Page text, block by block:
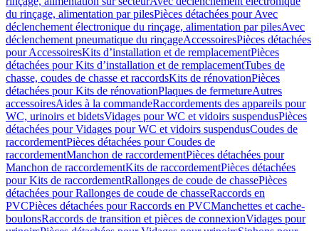
du rinçage, alimentation par pilesPièces détachées pour Avec
déclenchement électronique du rinçage, alimentation par pilesAvec
déclenchement pneumatique du rinçageAccessoiresPièces détachées
pour AccessoiresKits d’installation et de remplacementPièces
détachées pour Kits d’installation et de remplacementTubes de
chasse, coudes de chasse et raccordsKits de rénovationPièces
détachées pour Kits de rénovationPlaques de fermetureAutres
accessoiresAides à la commandeRaccordements des appareils pour
WC, urinoirs et bidetsVidages pour WC et vidoirs suspendusPièces
détachées pour Vidages pour WC et vidoirs suspendusCoudes de
raccordementPièces détachées pour Coudes de
raccordementManchon de raccordementPièces détachées pour
Manchon de raccordementKits de raccordementPièces détachées
pour Kits de raccordementRallonges de coude de chassePièces
détachées pour Rallonges de coude de chasseRaccords en
PVCPièces détachées pour Raccords en PVCManchettes et cache-
boulonsRaccords de transition et pièces de connexionVidages pour